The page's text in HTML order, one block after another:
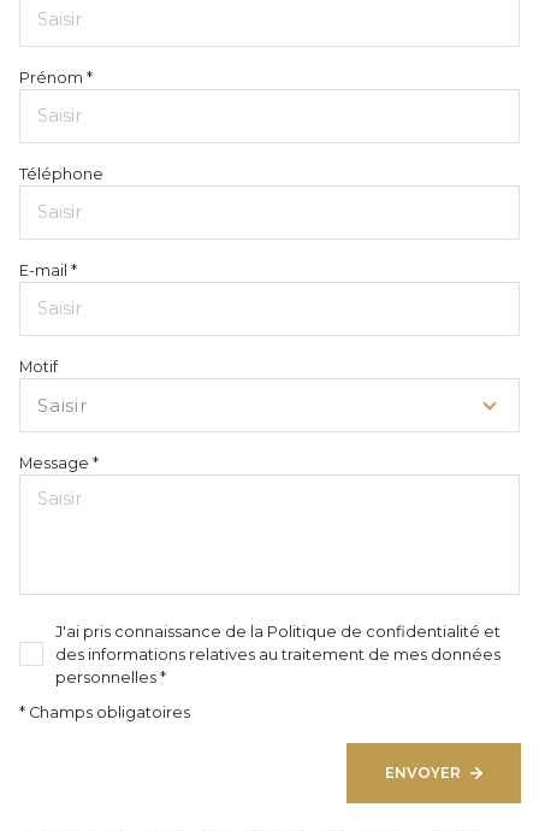
Prénom *
Téléphone
E-mail *
Motif
Saisir
Message *
J'ai pris connaissance de la Politique de confidentialité et
des informations relatives au traitement de mes données
personnelles *
* Champs obligatoires
ENVOYER